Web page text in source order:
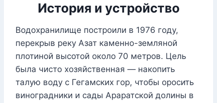
История и устройство
Водохранилище построили в 1976 году,
перекрыв реку Азат каменно-земляной
плотиной высотой около 70 метров. Цель
была чисто хозяйственная — накопить
талую воду с Гегамских гор, чтобы оросить
виноградники и сады Араратской долины в